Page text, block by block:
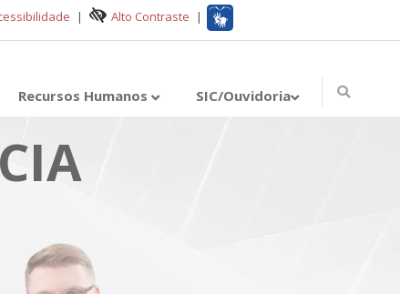
| Alto Contraste |
Recursos Humanos SIC/Ouvidoria